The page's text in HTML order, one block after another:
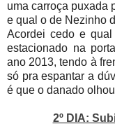
uma carroça puxada
e qual o de Nezinho
Acordei cedo e
estacionado na
ano 2013, tendo à
só pra espantar a
é que o danado
2º DIA: